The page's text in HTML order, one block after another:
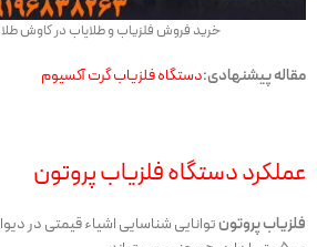
خرید فروش فلزیاب و طلایاب در کاوش طلا 09196838263
مقاله پیشنهادی:دستگاه فلزیاب گرت آکسیوم
عملکرد دستگاه فلزیاب پروتون
فلزیاب پروتون